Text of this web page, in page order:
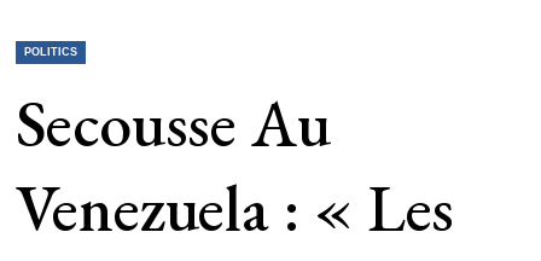
POLITICS
Secousse Au
Venezuela : « Les